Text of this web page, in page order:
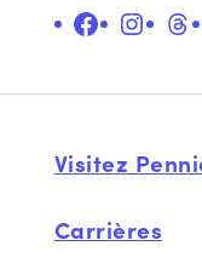
Facebook
Fils
Visitez
Carrières